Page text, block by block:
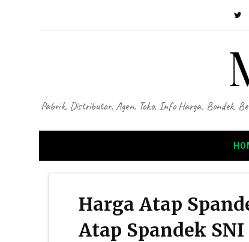
Pabrik, Distributor, Agen, Toko, Info Harga, Bondek,
Harga Atap
Atap Spandek